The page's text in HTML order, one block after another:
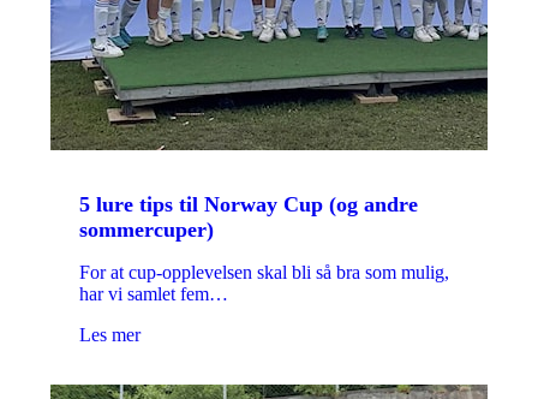
5 lure tips til Norway Cup (og andre
sommercuper)
For at cup-opplevelsen skal bli så bra som mulig,
har vi samlet fem…
Les mer